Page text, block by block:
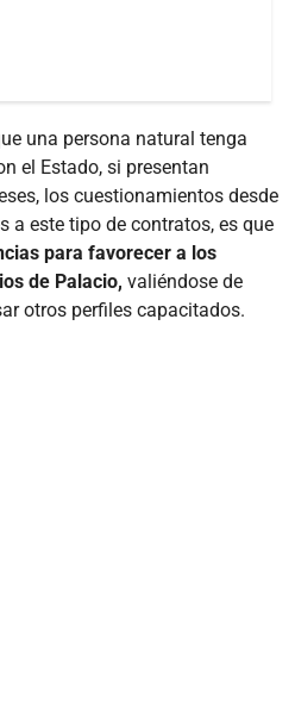
una persona natural tenga
el Estado, si presentan
los cuestionamientos desde
a este tipo de contratos, es que
para favorecer a los
de Palacio, valiéndose de
otros perfiles capacitados.